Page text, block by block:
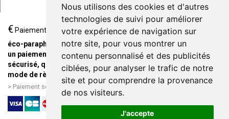
Nous utilisons des cookies et d'autres
technologies de suivi pour améliorer
votre expérience de navigation sur
notre site, pour vous montrer un
contenu personnalisé et des publicités
ciblées, pour analyser le trafic de notre
site et pour comprendre la provenance
de nos visiteurs.
J'accepte
ligne
€ Paiement
éco-parapharmacie.fr offre
un paiement entièrement
sécurisé, quel que soit le
mode de règlement
Paiement sécurisé et simple
Livraison / Point retrait
Commandez en ligne et
recevez votre commande
rapidement chez vous ou en
point retrait
Livraison chez vous ou en